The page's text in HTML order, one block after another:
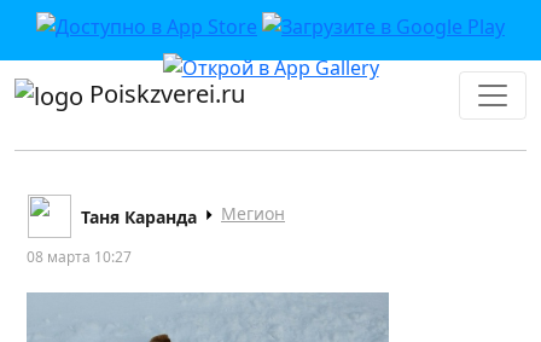
Poiskzverei.ru
Таня Каранда Мегион
08 марта 10:27